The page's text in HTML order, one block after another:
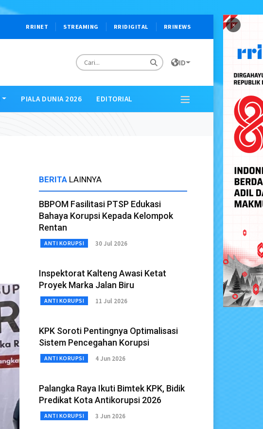
×
RRINET STREAMING RRIDIGITAL RRINEWS
ID
PIALA DUNIA 2026 EDITORIAL
BERITA LAINNYA
BBPOM Fasilitasi PTSP Edukasi
Bahaya Korupsi Kepada Kelompok
Rentan
ANTI KORUPSI 30 Jul 2026
Inspektorat Kalteng Awasi Ketat
Proyek Marka Jalan Biru
ANTI KORUPSI 11 Jul 2026
KPK Soroti Pentingnya Optimalisasi
Sistem Pencegahan Korupsi
ANTI KORUPSI 4 Jun 2026
Palangka Raya Ikuti Bimtek KPK, Bidik
Predikat Kota Antikorupsi 2026
ANTI KORUPSI 3 Jun 2026